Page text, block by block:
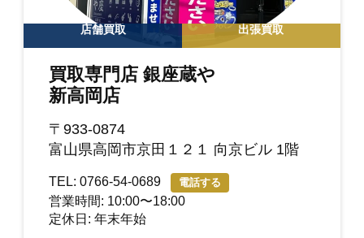
店舗買取 出張買取
買取専門店 銀座蔵や
新高岡店
〒933-0874
富山県高岡市京田１２１ 向京ビル 1階
TEL: 0766-54-0689 電話する
営業時間: 10:00〜18:00
定休日: 年末年始